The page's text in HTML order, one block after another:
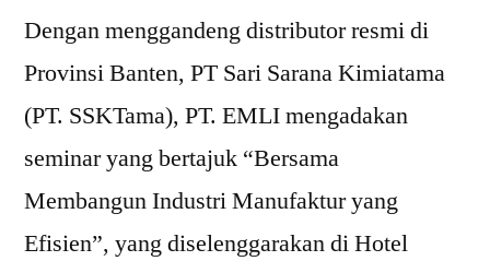
Dengan menggandeng distributor resmi di
Provinsi Banten, PT Sari Sarana Kimiatama
(PT. SSKTama), PT. EMLI mengadakan
seminar yang bertajuk “Bersama
Membangun Industri Manufaktur yang
Efisien”, yang diselenggarakan di Hotel